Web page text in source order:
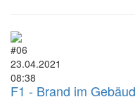
#06
23.04.2021
08:38
F1 - Brand im